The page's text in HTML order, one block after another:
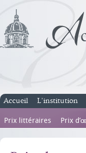
Accueil L’institution
Prix littéraires Prix